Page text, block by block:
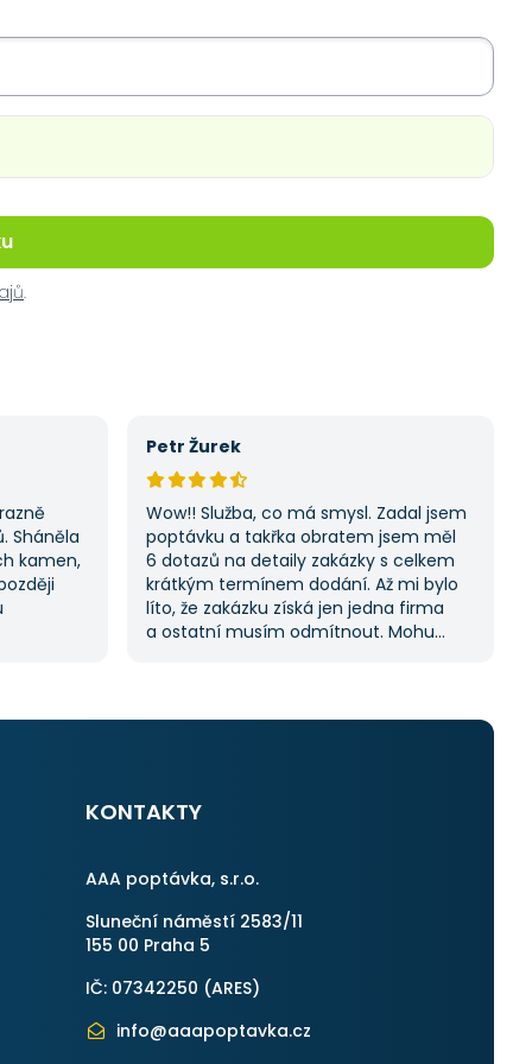
.
Sháněla
kamen,
potřebuji.
Petr Žurek
Wow!! Služba, co má smysl. Zadal jsem
poptávku a takřka obratem jsem měl
6 dotazů na detaily zakázky s celkem
krátkým termínem dodání. Až mi bylo
líto, že zakázku získá jen jedna firma
a ostatní musím odmítnout. Mohu
začněte tady :-)
KONTAKTY
AAA poptávka, s.r.o.
Sluneční náměstí 2583/11
155 00 Praha 5
IČ: 07342250 (ARES)
info@aaapoptavka.cz